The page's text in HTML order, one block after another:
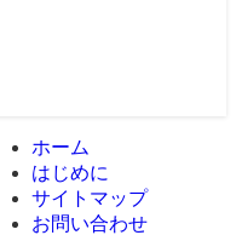
ホーム
はじめに
サイトマップ
お問い合わせ